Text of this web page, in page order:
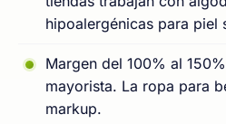
hipoalergénicas para piel
Margen del 100% al
mayorista. La ropa para
markup.